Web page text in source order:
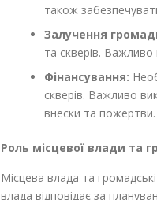
також
Залучення
та скверів.
Фінансування:
скверів. Важливо
внески та пожертви.
Роль місцевої влади та
Місцева влада та
влада відповідає за